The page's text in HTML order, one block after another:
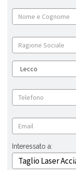
Interessato a: